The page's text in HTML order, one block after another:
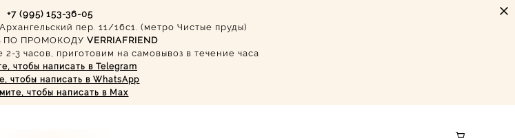
+7 (995) 153-36-05
пер. 11/16с1. (метро Чистые пруды)
ПО ПРОМОКОДУVERRIAFRIEND
3 часов, приготовим на самовывоз в течение часа
чтобы написать в Telegram
чтобы написать в WhatsApp
чтобы написать в Max